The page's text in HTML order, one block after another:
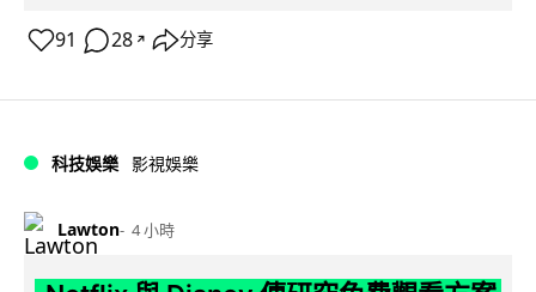
91 28 ↗ 分享
科技娛樂 影視娛樂
Lawton 4 小時